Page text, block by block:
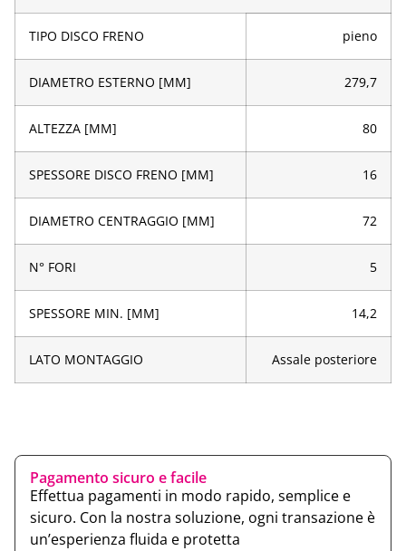
TIPO DISCO FRENO pieno
DIAMETRO ESTERNO [MM] 279,7
ALTEZZA [MM] 80
SPESSORE DISCO FRENO [MM] 16
DIAMETRO CENTRAGGIO [MM] 72
N° FORI 5
SPESSORE MIN. [MM] 14,2
LATO MONTAGGIO Assale posteriore
Pagamento sicuro e facile
Effettua pagamenti in modo rapido, semplice e
sicuro. Con la nostra soluzione, ogni transazione è
un’esperienza fluida e protetta